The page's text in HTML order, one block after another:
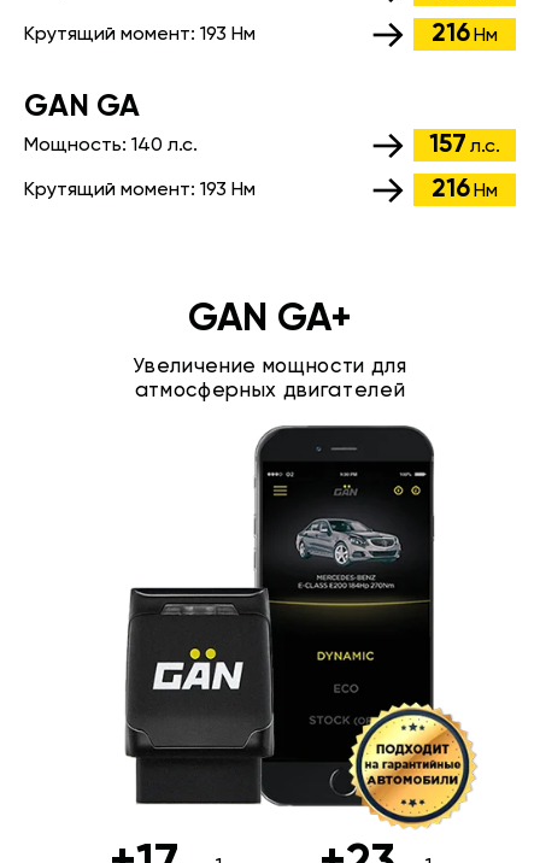
Крутящий момент: 193 Нм 216 Нм
GАN GA
Мощность: 140 л.с. 157 л.с.
Крутящий момент: 193 Нм 216 Нм
GAN GA+
Увеличение мощности для
атмосферных двигателей